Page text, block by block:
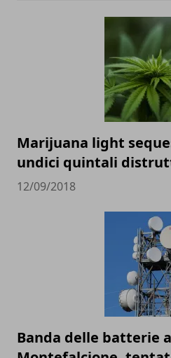
Marijuana light
undici quintali
12/09/2018
Banda delle batterie